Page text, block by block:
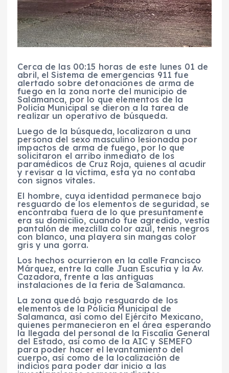
Cerca de las 00:15 horas de este lunes 01 de
abril, el Sistema de emergencias 911 fue
alertado sobre detonaciones de arma de
fuego en la zona norte del municipio de
Salamanca, por lo que elementos de la
Policía Municipal se dieron a la tarea de
realizar un operativo de búsqueda.
Luego de la búsqueda, localizaron a una
persona del sexo masculino lesionada por
impactos de arma de fuego, por lo que
solicitaron el arribo inmediato de los
paramédicos de Cruz Roja, quienes al acudir
y revisar a la víctima, esta ya no contaba
con signos vitales.
El hombre, cuya identidad permanece bajo
resguardo de los elementos de seguridad, se
encontraba fuera de lo que presuntamente
era su domicilio, cuando fue agredido, vestía
pantalón de mezclilla color azul, tenis negros
con blanco, una playera sin mangas color
gris y una gorra.
Los hechos ocurrieron en la calle Francisco
Márquez, entre la calle Juan Escutia y la Av.
Cazadora, frente a las antiguas
instalaciones de la feria de Salamanca.
La zona quedó bajo resguardo de los
elementos de la Policía Municipal de
Salamanca, así como del Ejército Mexicano,
quienes permanecieron en el área esperando
la llegada del personal de la Fiscalía General
del Estado, así como de la AIC y SEMEFO
para poder hacer el levantamiento del
cuerpo, así como de la localización de
indicios para poder dar inicio a las